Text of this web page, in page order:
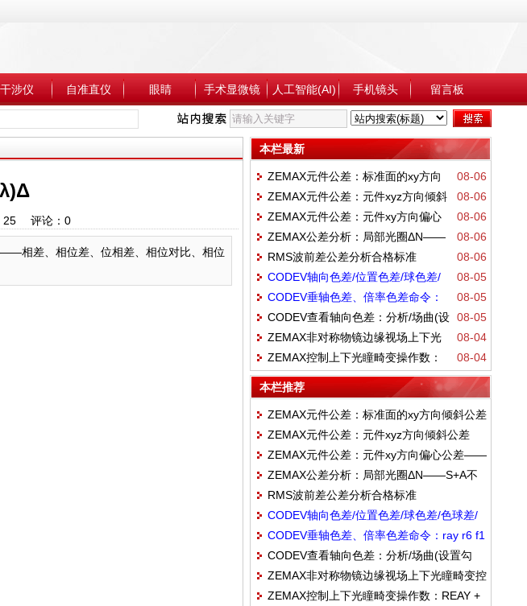
干涉仪 自准直仪 眼睛 手术显微镜 人工智能(AI) 手机镜头 留言板
25 评论： 0
相差、相位差、位相差、相位对比、相位
本栏最新
08-06
ZEMAX元件公差：标准面的xy方向
倾斜公差——TSTX、TSTY
08-06
ZEMAX元件公差：元件xyz方向倾斜
公差——TETX、TETY、TETZ
08-06
ZEMAX元件公差：元件xy方向偏心
公差——TEDX、TEDY
08-06
ZEMAX公差分析：局部光圈ΔN——
S+A不规则度
08-06
RMS波前差公差分析合格标准
08-05
CODEV轴向色差/位置色差/球色差/
色球差/纵向色差：不同波长焦距差控制——
@FPY == (absf((fpy S11..I W3 Z1)))——
@FPY=4
08-05
CODEV垂轴色差、倍率色差命令：
ray r6 f1 0 0.02@YY12 == (Y R6 SI W1 F1
Z1)-(Y R6 SI W2 F1 Z1)
08-05
CODEV查看轴向色差：分析/场曲(设
置勾选：计算LSA)
08-04
ZEMAX非对称物镜边缘视场上下光
瞳畸变控制方法
08-04
ZEMAX控制上下光瞳畸变操作数：
REAY + DIFF(真实光线追迹组合)
本栏推荐
ZEMAX元件公差：标准面的xy方向倾斜公差
——TSTX、TSTY
ZEMAX元件公差：元件xyz方向倾斜公差
——TETX、TETY、TETZ
ZEMAX元件公差：元件xy方向偏心公差——
TEDX、TEDY
ZEMAX公差分析：局部光圈ΔN——S+A不
规则度
RMS波前差公差分析合格标准
CODEV轴向色差/位置色差/球色差/色球差/
纵向色差：不同波长焦距差控制——@FPY
== (absf((fpy S11..I W3 Z1)))——@FPY=4
CODEV垂轴色差、倍率色差命令：ray r6 f1
0 0.02@YY12 == (Y R6 SI W1 F1 Z1)-(Y
R6 SI W2 F1 Z1)
CODEV查看轴向色差：分析/场曲(设置勾
选：计算LSA)
ZEMAX非对称物镜边缘视场上下光瞳畸变控
制方法
ZEMAX控制上下光瞳畸变操作数：REAY +